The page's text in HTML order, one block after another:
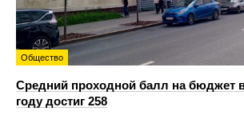
Общество
Средний проходной балл на бюджет
году достиг 258